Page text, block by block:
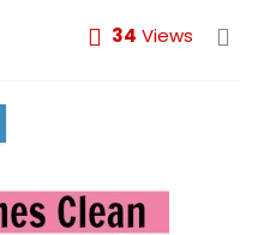
34 Views